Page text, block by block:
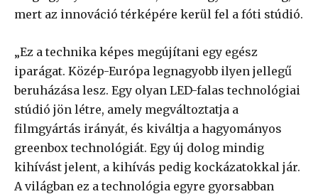
mert az innováció térképére kerül fel a fóti stúdió.
„Ez a technika képes megújítani egy egész
iparágat. Közép-Európa legnagyobb ilyen jellegű
beruházása lesz. Egy olyan LED-falas technológiai
stúdió jön létre, amely megváltoztatja a
filmgyártás irányát, és kiváltja a hagyományos
greenbox technológiát. Egy új dolog mindig
kihívást jelent, a kihívás pedig kockázatokkal jár.
A világban ez a technológia egyre gyorsabban